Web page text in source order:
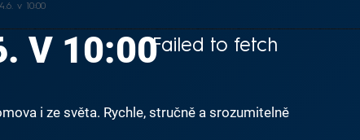
v 10:00
Failed to fetch
V 10:00
i ze světa. Rychle, stručně a srozumitelně